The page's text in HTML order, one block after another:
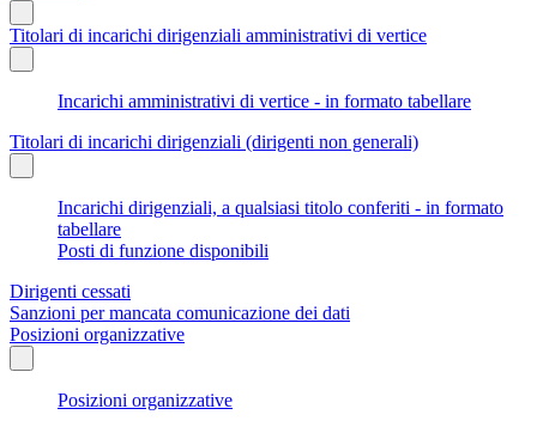
Titolari di incarichi dirigenziali amministrativi di vertice
Incarichi amministrativi di vertice - in formato tabellare
Titolari di incarichi dirigenziali (dirigenti non generali)
Incarichi dirigenziali, a qualsiasi titolo conferiti - in formato
tabellare
Posti di funzione disponibili
Dirigenti cessati
Sanzioni per mancata comunicazione dei dati
Posizioni organizzative
Posizioni organizzative